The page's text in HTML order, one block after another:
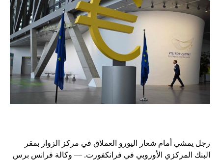
رجل يمشي أمام شعار اليورو العملاق في مركز الزوار بمقر
البنك المركزي الأوروبي في فرانكفورت. — وكالة فرانس برس